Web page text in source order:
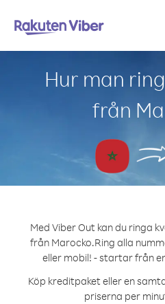
Hur man
från
Med Viber Out kan du ringa
från Marocko.Ring alla
eller mobil! - startar från
Köp kreditpaket eller en
priserna per